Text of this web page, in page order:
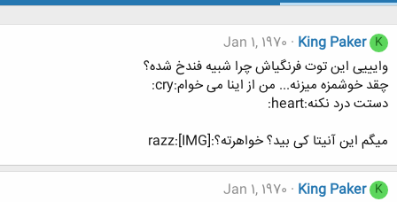
K
King Paker
Jan 1, 1970
وایییی این توت فرنگیاش چرا شبیه فندخ شده؟
چقد خوشمزه میزنه... من از اینا می خوام:cry:
دستت درد نکنه:heart:
میگم این آنیتا کی بید؟ خواهرته؟:razz:[IMG]
K
King Paker
Jan 1, 1970